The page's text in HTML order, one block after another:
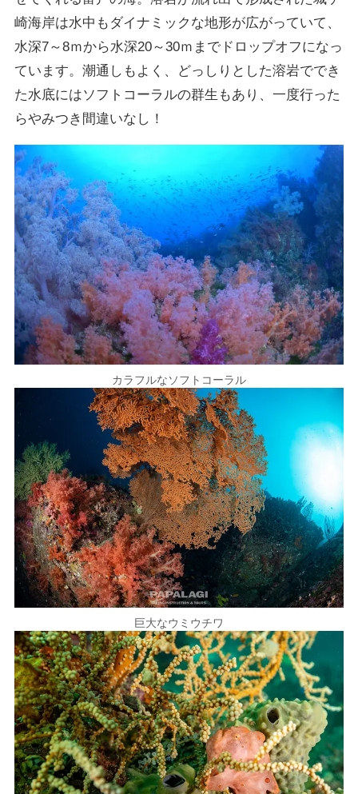
崎海岸は水中もダイナミックな地形が広がっていて、
水深7～8ｍから水深20～30ｍまでドロップオフになっ
ています。潮通しもよく、どっしりとした溶岩ででき
た水底にはソフトコーラルの群生もあり、一度行った
らやみつき間違いなし！
カラフルなソフトコーラル
巨大なウミウチワ